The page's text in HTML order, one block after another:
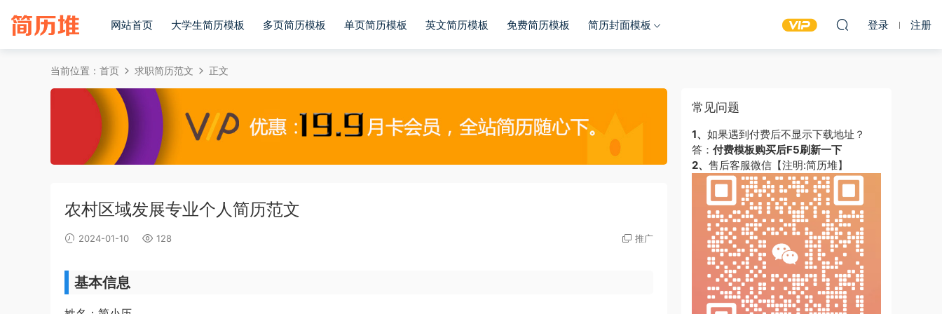
网站首页 大学生简历模板 多页简历模板 单页简历模板 英文简历模板 免费简历模板 简历封面模板 登录 注册
当前位置： 首页 求职简历范文 正文
农村区域发展专业个人简历范文
2024-01-10 128 推广
基本信息
常见问题
1、 如果遇到付费后不显示下载地址？
答： 付费模板购买后F5刷新一下
2、 售后客服微信【注明:简历堆】